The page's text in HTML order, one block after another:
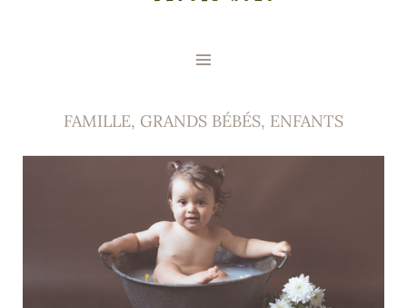
LAUREOS PHOTOGRAPHIES
FAMILLE, GRANDS BÉBÉS, ENFANTS